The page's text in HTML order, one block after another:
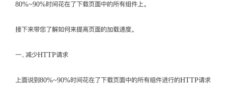
80%~90%时间花在了下载页面中的所有组件上。
接下来带您了解如何来提高页面的加载速度。
一、减少HTTP请求
上面说到80%~90%时间花在了下载页面中的所有组件进行的HTTP请求